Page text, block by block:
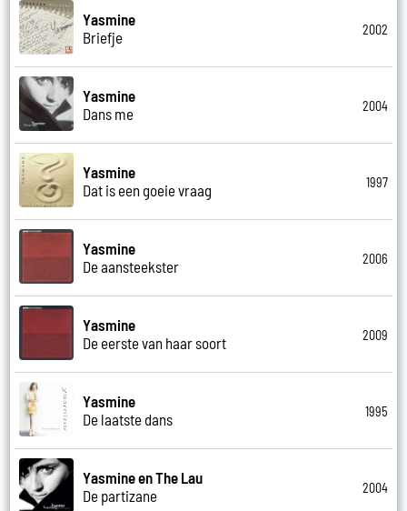
Yasmine
Briefje
2002
Yasmine
Dans me
2004
Yasmine
Dat is een goeie vraag
1997
Yasmine
De aansteekster
2006
Yasmine
De eerste van haar soort
2009
Yasmine
De laatste dans
1995
Yasmine en The Lau
De partizane
2004